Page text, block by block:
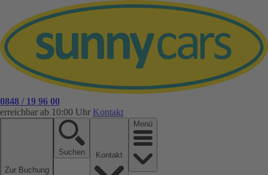
0848 / 19 96 00
erreichbar ab 10:00 Uhr Kontakt
Zur Buchung
Suchen
Menü